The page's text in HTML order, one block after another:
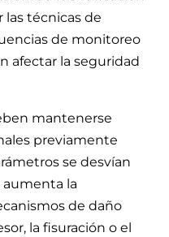
las técnicas de
de monitoreo
afectar la seguridad
mantenerse
previamente
se desvían
aumenta la
de daño
la fisuración o el